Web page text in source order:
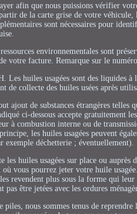
afin que nous puissions vérifier
de la carte grise de votre véhicule,
sont nécessaires pour
environnementales sont
votre facture. Remarque sur le
huiles usagées sont des liquides
de collecte des huiles usées après
ajout de substances étrangères telles
ci-dessous accepte gratuitement
à combustion interne ou de
les huiles usagées peuvent
déchetterie ; éventuellement).
huiles usagées sur place ou
vous pourrez jeter votre huile
revendent plus sous la forme qui
être jetées avec les ordures
nous sommes tenus de reprendre